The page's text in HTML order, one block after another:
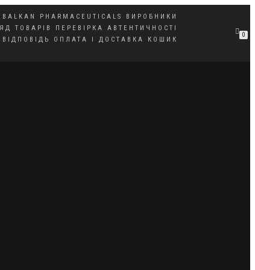
PHARMACEUTICALS
ВИРОБНИКИ
ТОВАРІВ
ПЕРЕВІРКА АВТЕНТИЧНОСТІ
ОПЛАТА І ДОСТАВКА КОШИК
0